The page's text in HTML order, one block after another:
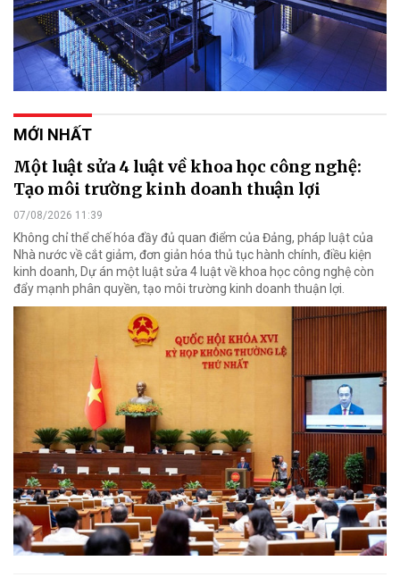
MỚI NHẤT
Một luật sửa 4 luật về khoa học công nghệ:
Tạo môi trường kinh doanh thuận lợi
07/08/2026 11:39
Không chỉ thể chế hóa đầy đủ quan điểm của Đảng, pháp luật của
Nhà nước về cắt giảm, đơn giản hóa thủ tục hành chính, điều kiện
kinh doanh, Dự án một luật sửa 4 luật về khoa học công nghệ còn
đẩy mạnh phân quyền, tạo môi trường kinh doanh thuận lợi.